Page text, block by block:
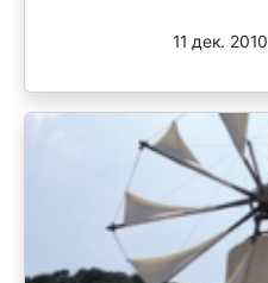
11 дек.